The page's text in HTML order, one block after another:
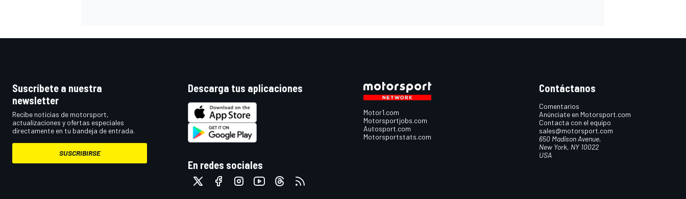
Suscríbete a nuestra
newsletter
Recibe noticias de motorsport,
actualizaciones y ofertas especiales
directamente en tu bandeja de entrada.
SUSCRIBIRSE
Descarga tus aplicaciones
En redes sociales
Motor1.com
Motorsportjobs.com
Autosport.com
Motorsportstats.com
Contáctanos
Comentarios
Anúnciate en Motorsport.com
Contacta con el equipo
sales@motorsport.com
650 Madison Avenue,
New York, NY 10022
USA